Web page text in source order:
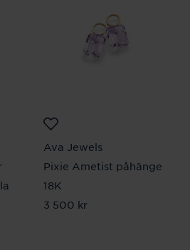
Ava Jewels
Pixie Ametist påhänge
18K
Pris:3 500 kr
3 500 kr